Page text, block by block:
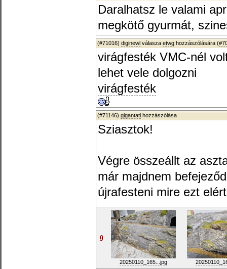
Daralhatsz le valami
megkötő gyurmát,
(#71016) diginewl válasza etwg hozzászólására (
virágfesték VMC-nél
lehet vele dolgozni
virágfesték
(#71146) gigantati hozzászólása
Sziasztok!
Végre összeállt az
már majdnem
újrafesteni mire ezt
20250110_165...jpg